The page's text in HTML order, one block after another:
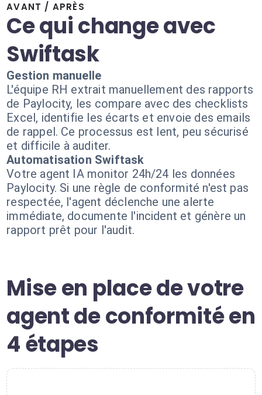
AVANT / APRÈS
Ce qui change avec
Swiftask
Gestion manuelle
L'équipe RH extrait manuellement des rapports
de Paylocity, les compare avec des checklists
Excel, identifie les écarts et envoie des emails
de rappel. Ce processus est lent, peu sécurisé
et difficile à auditer.
Automatisation Swiftask
Votre agent IA monitor 24h/24 les données
Paylocity. Si une règle de conformité n'est pas
respectée, l'agent déclenche une alerte
immédiate, documente l'incident et génère un
rapport prêt pour l'audit.
Mise en place de votre
agent de conformité en
4 étapes